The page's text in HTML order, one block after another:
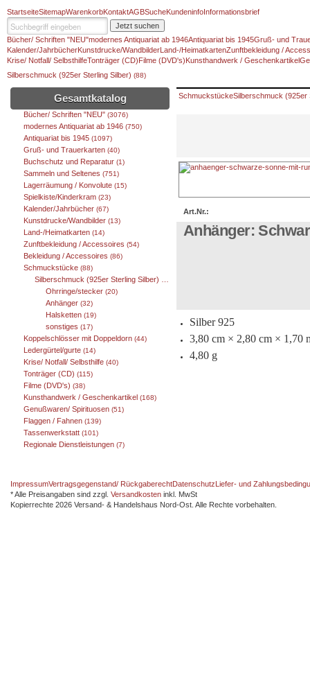
StartseiteSitemapWarenkorbKontaktAGBSucheKundeninfoInformationsbrief
Jetzt suchen
Bücher/ Schriften "NEU"modernes Antiquariat ab 1946Antiquariat bis 1945Gruß- und
Kalender/JahrbücherKunstdrucke/Wandbilder Land-/HeimatkartenZunftbekleidung /
Krise/ Notfall/ SelbsthilfeTonträger (CD) Filme (DVD's) Kunsthandwerk / Geschenkartikel
Silberschmuck (925er Sterling Silber) (88)
Gesamtkatalog
Bücher/ Schriften "NEU" (3076)
modernes Antiquariat ab 1946 (750)
Antiquariat bis 1945 (1097)
Gruß- und Trauerkarten (40)
Buchschutz und Reparatur (1)
Sammeln und Seltenes (751)
Lagerräumung / Konvolute (15)
Spielkiste/Kinderkram (23)
Kalender/Jahrbücher (67)
Kunstdrucke/Wandbilder (13)
Land-/Heimatkarten (14)
Zunftbekleidung / Accessoires (54)
Bekleidung / Accessoires (86)
Schmuckstücke (88)
Silberschmuck (925er Sterling Silber) (88)
Ohrringe/stecker (20)
Anhänger (32)
Halsketten (19)
sonstiges (17)
Koppelschlösser mit Doppeldorn (44)
Ledergürtel/gurte (14)
Krise/ Notfall/ Selbsthilfe (40)
Tonträger (CD) (115)
Filme (DVD's) (38)
Kunsthandwerk / Geschenkartikel (168)
Genußwaren/ Spirituosen (51)
Flaggen / Fahnen (139)
Tassenwerkstatt (101)
Regionale Dienstleistungen (7)
SchmuckstückeSilberschmuck (925er
Art.Nr.:
Anhänger:
Silber 925
3,80 cm × 2,80 cm × 1,70
4,80 g
ImpressumVertragsgegenstand/ RückgaberechtDatenschutz Liefer- und
* Alle Preisangaben sind zzgl. Versandkosten inkl. MwSt
Kopierrechte 2026 Versand- & Handelshaus Nord-Ost. Alle Rechte vorbehalten.